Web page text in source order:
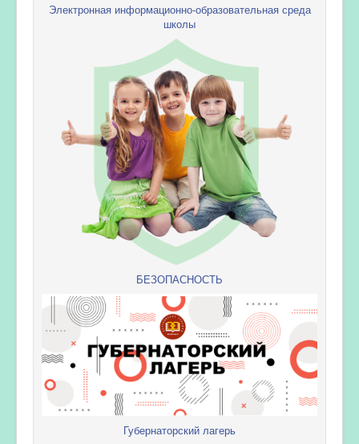
Электронная информационно-образовательная среда
школы
БЕЗОПАСНОСТЬ
Губернаторский лагерь